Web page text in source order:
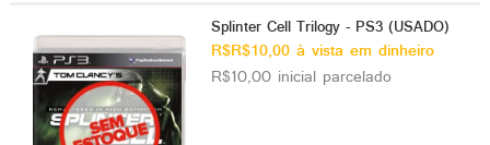
Splinter Cell Trilogy - PS3 (USADO)
R$R$10,00 à vista em dinheiro
R$10,00 inicial parcelado